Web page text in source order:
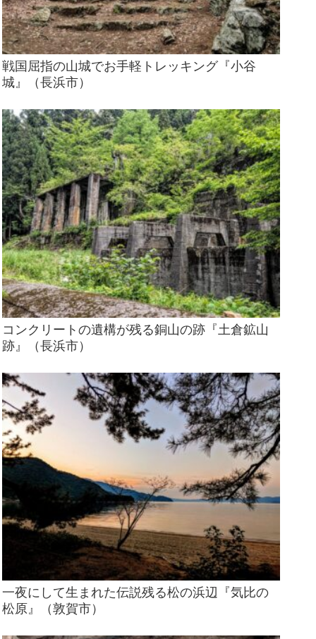
戦国屈指の山城でお手軽トレッキング『小谷
城』（長浜市）
コンクリートの遺構が残る銅山の跡『土倉鉱山
跡』（長浜市）
一夜にして生まれた伝説残る松の浜辺『気比の
松原』（敦賀市）